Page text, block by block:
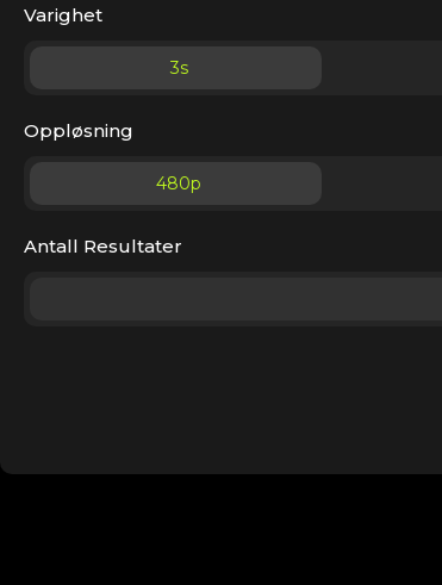
Varighet
3s
Oppløsning
480p
Antall Resultater